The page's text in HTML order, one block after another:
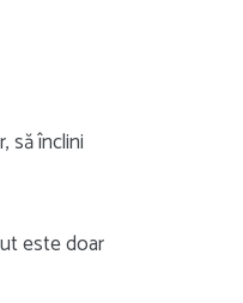
să înclini
este doar